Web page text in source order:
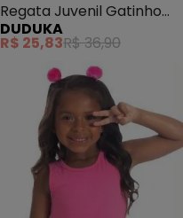
Regata Juvenil Gatinho
com Etiqueta (Rosa)
DUDUKA
R$ 25,83R$ 36,90